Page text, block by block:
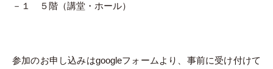
－１ ５階（講堂・ホール）
参加のお申し込みはgoogleフォームより、事前に受け付けて